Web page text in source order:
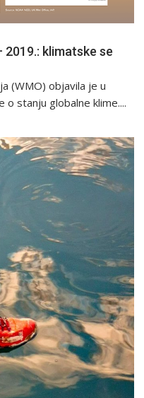
2019.: klimatske se
(WMO) objavila je u
stanju globalne klime....